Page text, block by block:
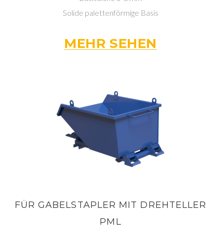
Solide palettenförmige Basis
MEHR SEHEN
FÜR GABELSTAPLER MIT DREHTELLER
PML